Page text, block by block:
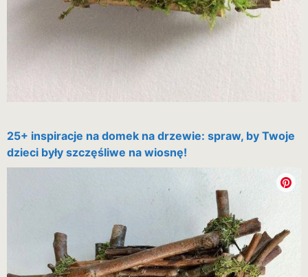
25+ inspiracje na domek na drzewie: spraw, by Twoje
dzieci były szczęśliwe na wiosnę!